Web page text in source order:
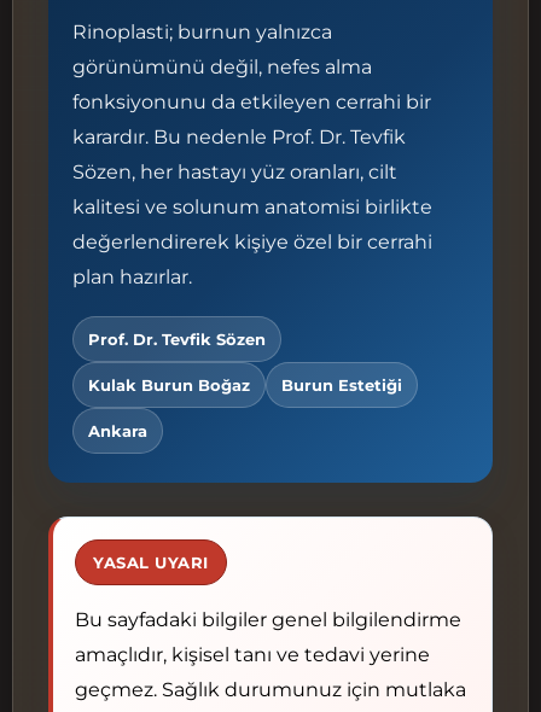
Rinoplasti; burnun yalnızca
görünümünü değil, nefes alma
fonksiyonunu da etkileyen cerrahi bir
karardır. Bu nedenle Prof. Dr. Tevfik
Sözen, her hastayı yüz oranları, cilt
kalitesi ve solunum anatomisi birlikte
değerlendirerek kişiye özel bir cerrahi
plan hazırlar.
Prof. Dr. Tevfik Sözen
Kulak Burun Boğaz Burun Estetiği
Ankara
YASAL UYARI
Bu sayfadaki bilgiler genel bilgilendirme
amaçlıdır, kişisel tanı ve tedavi yerine
geçmez. Sağlık durumunuz için mutlaka